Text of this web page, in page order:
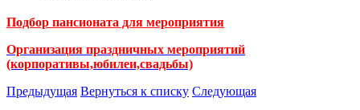
Подбор пансионата для мероприятия
Организация праздничных мероприятий
(корпоративы,юбилеи,свадьбы)
Предыдущая Вернуться к списку Следующая